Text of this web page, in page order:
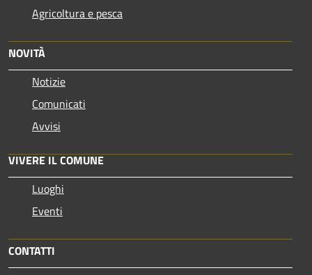
Agricoltura e pesca
NOVITÀ
Notizie
Comunicati
Avvisi
VIVERE IL COMUNE
Luoghi
Eventi
CONTATTI